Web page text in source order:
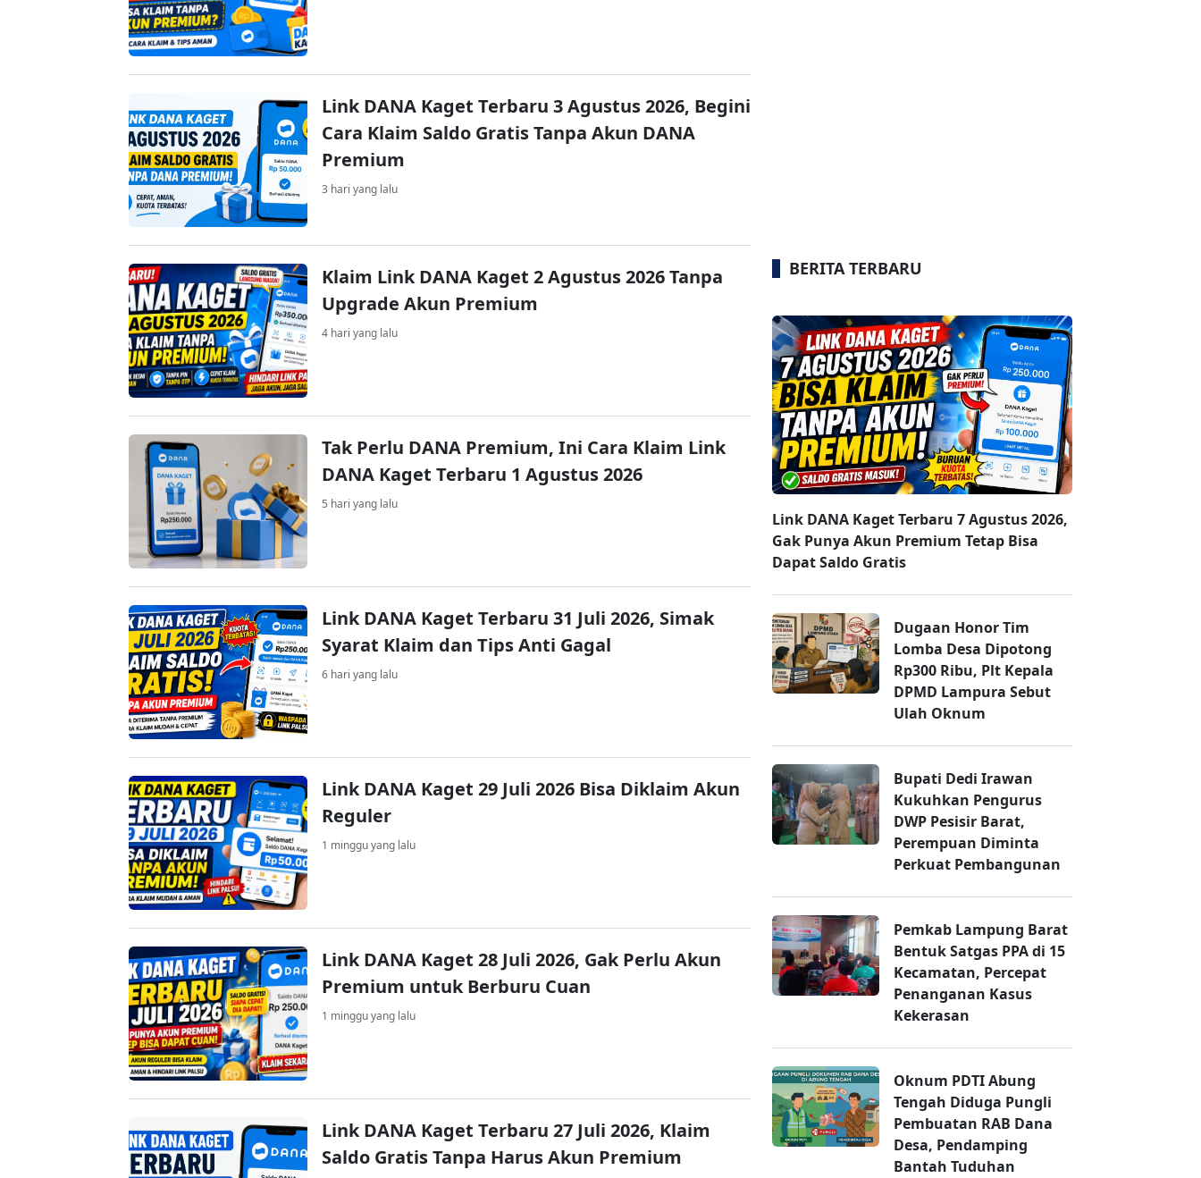
Link DANA Kaget Terbaru 3 Agustus 2026, Begini
Cara Klaim Saldo Gratis Tanpa Akun DANA
Premium
3 hari yang lalu
Klaim Link DANA Kaget 2 Agustus 2026 Tanpa
Upgrade Akun Premium
4 hari yang lalu
Tak Perlu DANA Premium, Ini Cara Klaim Link
DANA Kaget Terbaru 1 Agustus 2026
5 hari yang lalu
Link DANA Kaget Terbaru 31 Juli 2026, Simak
Syarat Klaim dan Tips Anti Gagal
6 hari yang lalu
Link DANA Kaget 29 Juli 2026 Bisa Diklaim Akun
Reguler
1 minggu yang lalu
Link DANA Kaget 28 Juli 2026, Gak Perlu Akun
Premium untuk Berburu Cuan
1 minggu yang lalu
Link DANA Kaget Terbaru 27 Juli 2026, Klaim
Saldo Gratis Tanpa Harus Akun Premium
BERITA TERBARU
Link DANA Kaget Terbaru 7 Agustus 2026,
Gak Punya Akun Premium Tetap Bisa
Dapat Saldo Gratis
Dugaan Honor Tim
Lomba Desa Dipotong
Rp300 Ribu, Plt Kepala
DPMD Lampura Sebut
Ulah Oknum
Bupati Dedi Irawan
Kukuhkan Pengurus
DWP Pesisir Barat,
Perempuan Diminta
Perkuat Pembangunan
Pemkab Lampung Barat
Bentuk Satgas PPA di 15
Kecamatan, Percepat
Penanganan Kasus
Kekerasan
Oknum PDTI Abung
Tengah Diduga Pungli
Pembuatan RAB Dana
Desa, Pendamping
Bantah Tuduhan